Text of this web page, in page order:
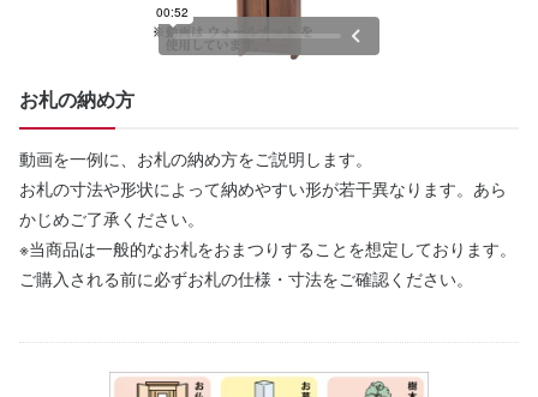
お札の納め方
動画を一例に、お札の納め方をご説明します。
お札の寸法や形状によって納めやすい形が若干異なります。あら
かじめご了承ください。
※当商品は一般的なお札をおまつりすることを想定しております。
ご購入される前に必ずお札の仕様・寸法をご確認ください。